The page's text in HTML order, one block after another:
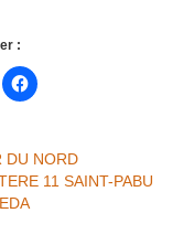
:
DU NORD
11 SAINT-PABU